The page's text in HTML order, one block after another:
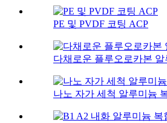
PE 및 PVDF 코팅 ACP
다채로운 플루오로카본
나노 자가 세척 알루미늄